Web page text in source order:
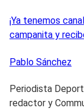
¡Ya tenemos
campanita y
Pablo Sánchez
Periodista
redactor y